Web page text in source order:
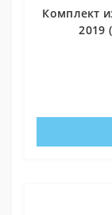
Комплект
2019